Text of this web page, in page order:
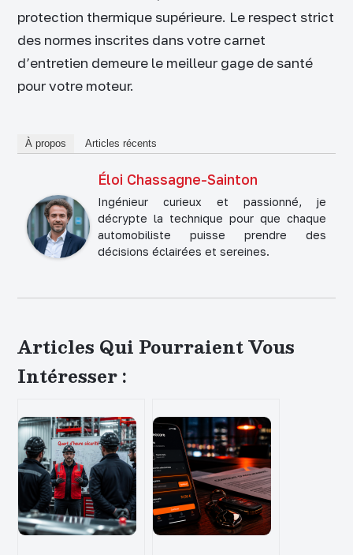
protection thermique supérieure. Le respect strict
des normes inscrites dans votre carnet
d’entretien demeure le meilleur gage de santé
pour votre moteur.
À propos Articles récents
Éloi Chassagne-Sainton
Ingénieur curieux et passionné, je
décrypte la technique pour que chaque
automobiliste puisse prendre des
décisions éclairées et sereines.
Articles Qui Pourraient Vous
Intéresser :